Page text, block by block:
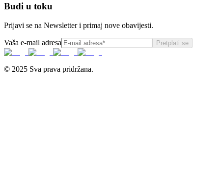
Budi u toku
Prijavi se na Newsletter i primaj nove obavijesti.
Vaša e-mail adresa Pretplati se
© 2025 Sva prava pridržana.